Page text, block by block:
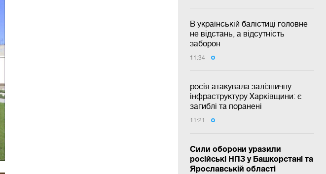
В українській балістиці головне
не відстань, а відсутність
заборон
11:34
росія атакувала залізничну
інфраструктуру Харківщини: є
загиблі та поранені
11:21
Сили оборони уразили
російські НПЗ у Башкорстані та
Ярославській області